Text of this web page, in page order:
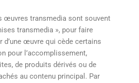
œuvres transmedia sont souvent
transmedia », pour faire
d’une œuvre qui cède certains
pour l’accomplissement,
de produits dérivés ou de
au contenu principal. Par